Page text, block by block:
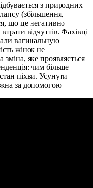
з природних
(збільшення,
що це негативно
відчуттів. Фахівці
вагинальную
жінок не
яке проявляється
чим більше
піхви. Усунути
за допомогою